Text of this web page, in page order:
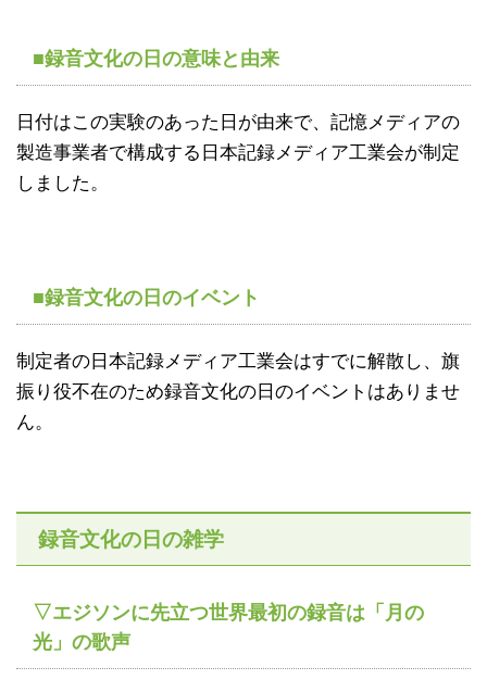
■録音文化の日の意味と由来
日付はこの実験のあった日が由来で、記憶メディアの
製造事業者で構成する日本記録メディア工業会が制定
しました。
■録音文化の日のイベント
制定者の日本記録メディア工業会はすでに解散し、旗
振り役不在のため録音文化の日のイベントはありませ
ん。
録音文化の日の雑学
▽エジソンに先立つ世界最初の録音は「月の
光」の歌声